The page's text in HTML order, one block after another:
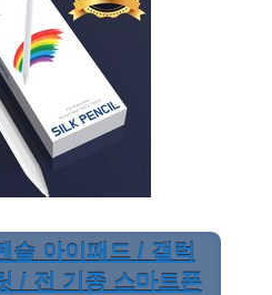
슬 아이패드 / 갤럭
/ 전 기종 스마트폰